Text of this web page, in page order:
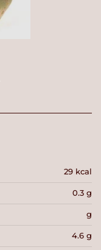
29 kcal
0.3 g
g
4.6 g